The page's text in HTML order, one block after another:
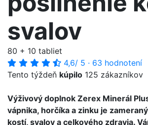
svalov
80 + 10 tabliet
4,6/ 5 · 63 hodnotení
Tento týždeň kúpilo 125 zákazníkov
Výživový doplnok Zerex Minerál
vápnika, horčíka a zinku je
kostí, svalov a celkového zdravia.